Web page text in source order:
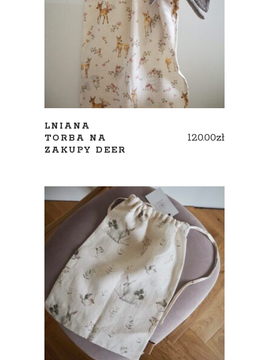
ADD TO CART
LNIANA
TORBA NA
ZAKUPY DEER
120.00zł
ADD TO CART